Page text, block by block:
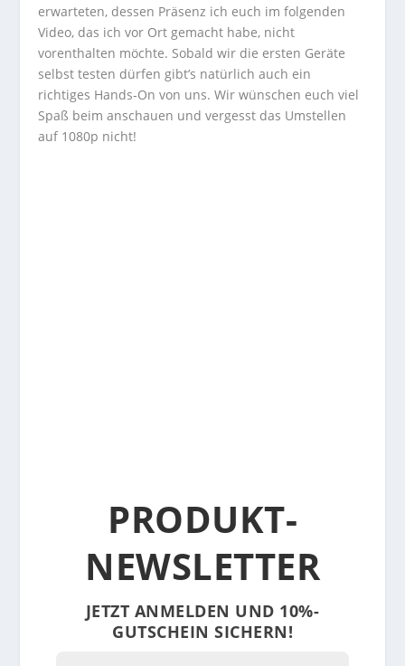
erwarteten, dessen Präsenz ich euch im folgenden
Video, das ich vor Ort gemacht habe, nicht
vorenthalten möchte. Sobald wir die ersten Geräte
selbst testen dürfen gibt’s natürlich auch ein
richtiges Hands-On von uns. Wir wünschen euch viel
Spaß beim anschauen und vergesst das Umstellen
auf 1080p nicht!
PRODUKT-
NEWSLETTER
JETZT ANMELDEN UND 10%-
GUTSCHEIN SICHERN!